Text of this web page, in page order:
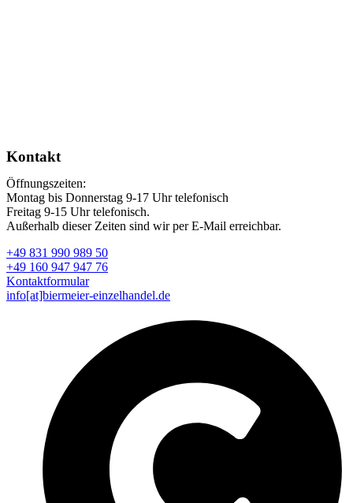
Kontakt
Öffnungszeiten:
Montag bis Donnerstag 9-17 Uhr telefonisch
Freitag 9-15 Uhr telefonisch.
Außerhalb dieser Zeiten sind wir per E-Mail erreichbar.
+49 831 990 989 50
+49 160 947 947 76
Kontaktformular
info[at]biermeier-einzelhandel.de